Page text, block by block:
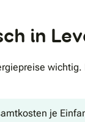
in
je